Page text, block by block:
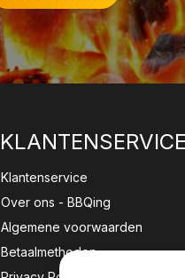
KLANTENSERVICE
Klantenservice
Over ons - BBQing
Algemene voorwaarden
Betaalmethoden